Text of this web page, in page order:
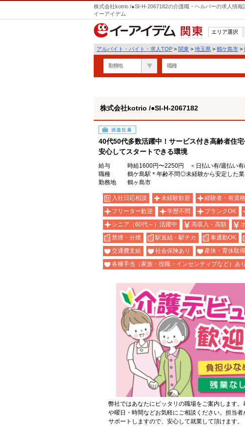
株式会社kotrio /●SI-H-2067182の介護職・ヘルパーの求人情
イーアイデム
関東
エリア選択
アルバイト・バイト・求人TOP > 関東 > 埼玉県 > 鶴ケ島市 >
勤務地 職種
株式会社kotrio /●SI-H-2067182
派遣社員
40代50代多数活躍中！サービス付き高齢者住
安心してスタートできる環境
給与
時給1600円〜2250円 ＜日払い有/週払い有
職種
鶴ケ島駅＊年齢不問◎未経験から安定した
勤務地
鶴ヶ島市
入社日応相談 未経験歓迎 経験者・有資
フリーター歓迎
学歴不問 ブランクOK
シニア（60代～）活躍中
高収入・高額
禁煙・分煙
駅直結・駅チカ 車通勤OK
交通費支給
社会保険あり 産休・育休取
各種手当（家族・役職・インセンティブなど）あり
弊社ではあなたにピッタリの職場をご案内します。
や曜日・時間などお気軽にご相談ください。担当者
サポートしますので、安心して就業して頂けます。